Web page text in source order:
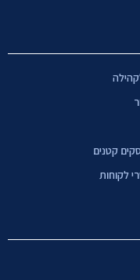
קטנים
לקוחות